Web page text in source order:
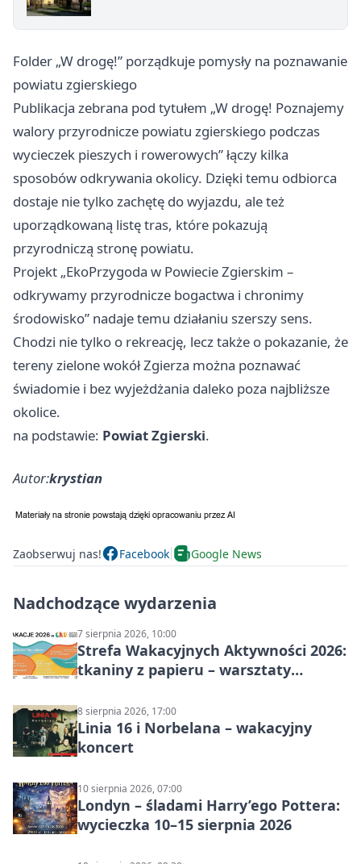
Folder „W drogę!” porządkuje pomysły na poznawanie
powiatu zgierskiego
Publikacja zebrana pod tytułem „W drogę! Poznajemy
walory przyrodnicze powiatu zgierskiego podczas
wycieczek pieszych i rowerowych” łączy kilka
sposobów odkrywania okolicy. Dzięki temu odbiorca
dostaje nie tylko zachętę do wyjazdu, ale też
uporządkowaną listę tras, które pokazują
przyrodniczą stronę powiatu.
Projekt „EkoPrzygoda w Powiecie Zgierskim –
odkrywamy przyrodnicze bogactwa i chronimy
środowisko” nadaje temu działaniu szerszy sens.
Chodzi nie tylko o rekreację, lecz także o pokazanie, że
tereny zielone wokół Zgierza można poznawać
świadomie i bez wyjeżdżania daleko poza najbliższe
okolice.
na podstawie: Powiat Zgierski.
Autor:krystian
Zaobserwuj nas! Facebook Google News
Nadchodzące wydarzenia
7 sierpnia 2026, 10:00
Strefa Wakacyjnych Aktywności 2026:
tkaniny z papieru – warsztaty
8 sierpnia 2026, 17:00
Linia 16 i Norbelana – wakacyjny
koncert
10 sierpnia 2026, 07:00
Londyn – śladami Harry’ego Pottera:
wycieczka 10–15 sierpnia 2026